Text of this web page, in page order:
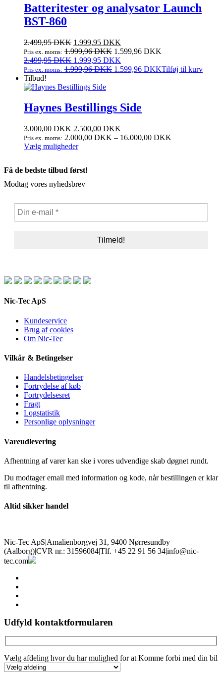
Batteritester og analysator Launch
BST-860
2.499,95DKK Den
oprindelige
pris
var:
1.999,95 DKK
aktuelle
er:
Pris ex. moms: 1.999,96DKK 1.599,96 DKK
2.499,95DKK Den
oprindelige
var:
1.999,95 DKK
aktuelle
Pris ex. moms: 1.999,96DKK 1.599,96 DKKTilføj til kurv
Tilbud!
Haynes Bestillings Side
3.000,00DKK 2.500,00 DKK
Pris ex. moms: 2.000,00 DKK – 16.000,00 DKK
Vælg mulighederDette
flere
varianter.
Få de bedste tilbud først!
Modtag vores nyhedsbrev
Nic-Tec ApS
Kundeservice
Brug af cookies
Om Nic-Tec
Vilkår & Betingelser
Handelsbetingelser
Fortrydelse af køb
Fortrydelsesret
Fragt
Logstatistik
Personlige oplysninger
Vareudlevering
Afhentning af varer kan ske i vores udvendige skab døgnet rundt.
Du modtager email med information og kode, når bestillingen er klar
til afhentning.
Altid sikker handel
Nic-Tec ApS|Amalienborgvej 31, 9400 Nørresundby
(Aalborg)|CVR nr.: 31596084|Tlf. +45 22 91 56 34|info@nic-
tec.com
Udfyld kontaktformularen
Vælg afdeling hvor du har mulighed for at Komme forbi med din bil